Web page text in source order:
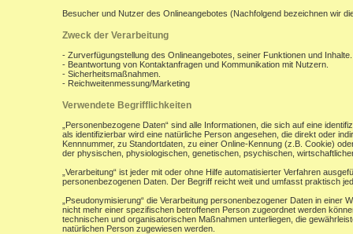
Besucher und Nutzer des Onlineangebotes (Nachfolgend bezeichnen wir
Zweck der Verarbeitung
- Zurverfügungstellung des Onlineangebotes, seiner Funktionen und Inhalte.
- Beantwortung von Kontaktanfragen und Kommunikation mit Nutzern.
- Sicherheitsmaßnahmen.
- Reichweitenmessung/Marketing
Verwendete Begrifflichkeiten
„Personenbezogene Daten“ sind alle Informationen, die sich auf eine
als identifizierbar wird eine natürliche Person angesehen, die direkt oder
Kennnummer, zu Standortdaten, zu einer Online-Kennung (z.B. Cookie)
der physischen, physiologischen, genetischen, psychischen,
„Verarbeitung“ ist jeder mit oder ohne Hilfe automatisierter Verfahren
personenbezogenen Daten. Der Begriff reicht weit und umfasst praktisch
„Pseudonymisierung“ die Verarbeitung personenbezogener Daten in
nicht mehr einer spezifischen betroffenen Person zugeordnet werden
technischen und organisatorischen Maßnahmen unterliegen, die
natürlichen Person zugewiesen werden.